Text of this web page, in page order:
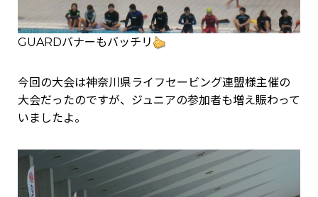
GUARDバナーもバッチリ
今回の大会は神奈川県ライフセービング連盟様主催の
大会だったのですが、ジュニアの参加者も増え賑わって
いましたよ。